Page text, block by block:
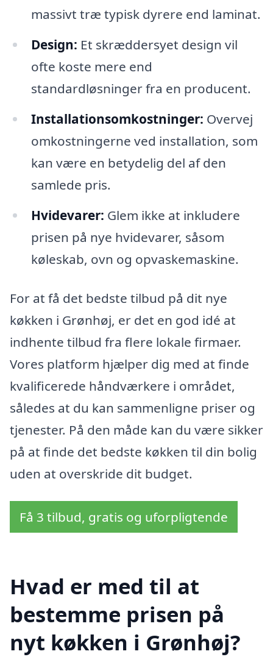
massivt træ typisk dyrere end laminat.
Design: Et skræddersyet design vil
ofte koste mere end
standardløsninger fra en producent.
Installationsomkostninger: Overvej
omkostningerne ved installation, som
kan være en betydelig del af den
samlede pris.
Hvidevarer: Glem ikke at inkludere
prisen på nye hvidevarer, såsom
køleskab, ovn og opvaskemaskine.
For at få det bedste tilbud på dit nye
køkken i Grønhøj, er det en god idé at
indhente tilbud fra flere lokale firmaer.
Vores platform hjælper dig med at finde
kvalificerede håndværkere i området,
således at du kan sammenligne priser og
tjenester. På den måde kan du være sikker
på at finde det bedste køkken til din bolig
uden at overskride dit budget.
Få 3 tilbud, gratis og uforpligtende
Hvad er med til at
bestemme prisen på
nyt køkken i Grønhøj?